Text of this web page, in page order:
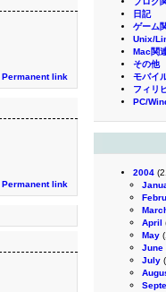
日記
ゲーム
Unix/
Mac関
その他
モバイ
フィリ
PC/
2004
April
May
June
July
Permanent link
Permanent link